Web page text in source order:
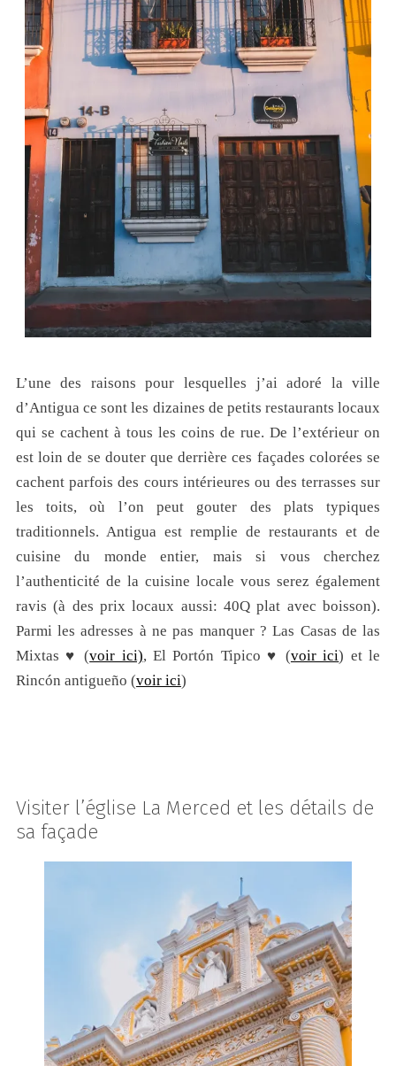
L’une des raisons pour lesquelles j’ai adoré la ville
d’Antigua ce sont les dizaines de petits restaurants locaux
qui se cachent à tous les coins de rue. De l’extérieur on
est loin de se douter que derrière ces façades colorées se
cachent parfois des cours intérieures ou des terrasses sur
les toits, où l’on peut gouter des plats typiques
traditionnels. Antigua est remplie de restaurants et de
cuisine du monde entier, mais si vous cherchez
l’authenticité de la cuisine locale vous serez également
ravis (à des prix locaux aussi: 40Q plat avec boisson).
Parmi les adresses à ne pas manquer ? Las Casas de las
Mixtas ♥ (voir ici), El Portón Tipico ♥ (voir ici) et le
Rincón antigueño (voir ici)
Visiter l’église La Merced et les détails de
sa façade